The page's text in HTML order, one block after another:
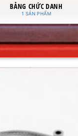
BẢNG CHỨC DANH
1 SẢN PHẨM